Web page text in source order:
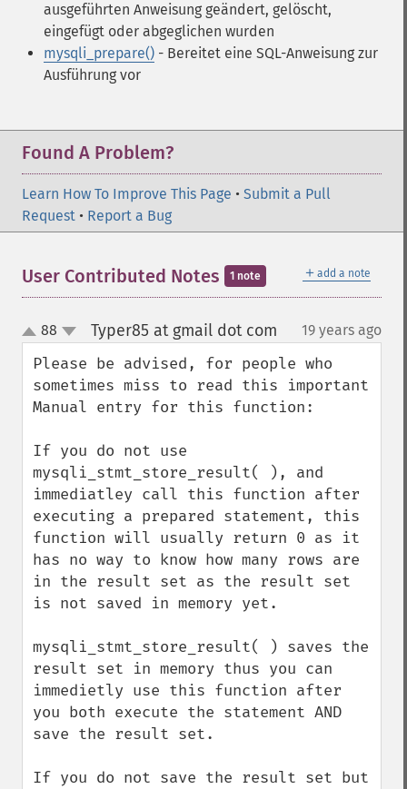
ausgeführten Anweisung geändert, gelöscht,
eingefügt oder abgeglichen wurden
mysqli_prepare() - Bereitet eine SQL-Anweisung zur
Ausführung vor
Found A Problem?
Learn How To Improve This Page • Submit a Pull
Request • Report a Bug
＋ add a note
User Contributed Notes 1 note
up
down
88 Typer85 at gmail dot com 19 years ago
Please be advised, for people who
sometimes miss to read this important
Manual entry for this function:
If you do not use
mysqli_stmt_store_result( ), and
immediatley call this function after
executing a prepared statement, this
function will usually return 0 as it
has no way to know how many rows are
in the result set as the result set
is not saved in memory yet.
mysqli_stmt_store_result( ) saves the
result set in memory thus you can
immedietly use this function after
you both execute the statement AND
save the result set.
If you do not save the result set but